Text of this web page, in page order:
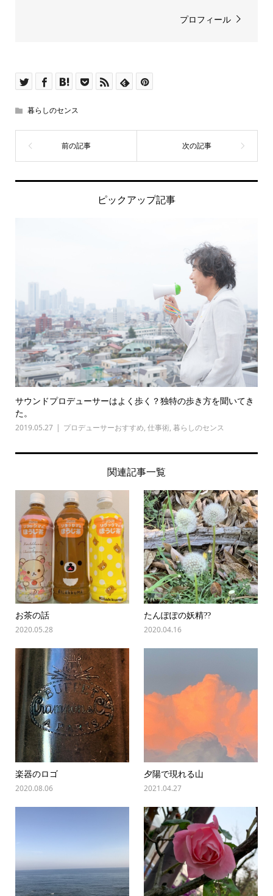
プロフィール
暮らしのセンス
ピックアップ記事
サウンドプロデューサーはよく歩く？独特の歩き方を聞いてき
た。
2019.05.27 プロデューサーおすすめ, 仕事術, 暮らしのセンス
関連記事一覧
お茶の話
2020.05.28
たんぽぽの妖精??
2020.04.16
楽器のロゴ
2020.08.06
夕陽で現れる山
2021.04.27